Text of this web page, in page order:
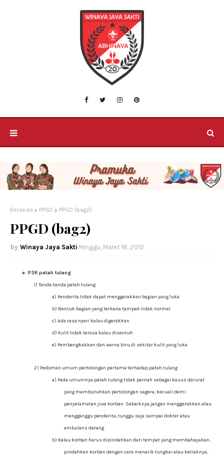
Beranda PPGD PPGD (bag2)
PPGD (bag2)
Winaya Jaya Sakti Minggu, Maret 18, 2012
e. P3K patah tulang
1) Tanda-tanda patah tulang
a) Penderita tidak dapat menggerakkan bagian yang luka
b) Bentuk bagian yang terkena tampak tidak normal
c) Ada rasa nyeri kalau digerakkan
d) Kulit tidak terasa kalau disentuh
e) Pembengkakkan dan warna biru di sekitar kulit yang luka
2) Pedoman umum pertolongan pertama terhadap patah tulang
a) Pada umumnya patah tulang tidak pernah sebagai kasus darurat
yang membutuhkan pertolongan segera, kecuali demi
penyelamatan jiwa korban. Sebaiknya jangan menggerakkan atau
mengganggu penderita, tunggu saja sampai dokter atau
ambulans datang.
b) Kalau korban harus dipindahkan dari tempat yang membahayakan,
pindahkan korban dengan cara menarik tungkai atau ketiaknya,